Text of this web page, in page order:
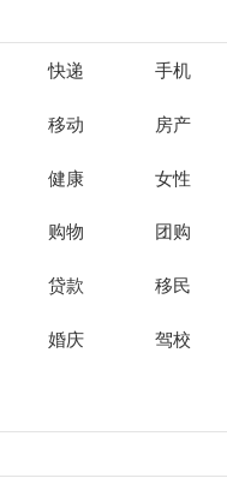
快递 手机
移动 房产
健康 女性
购物 团购
贷款 移民
婚庆 驾校